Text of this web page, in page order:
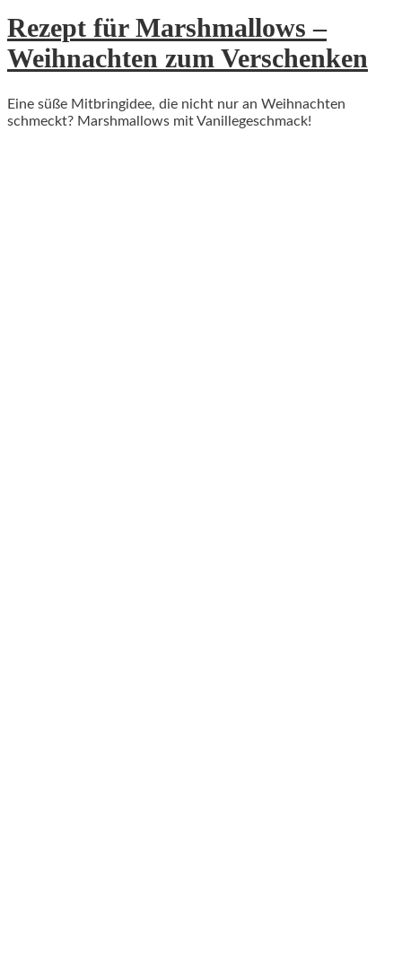
Rezept für Marshmallows –
Weihnachten zum Verschenken
Eine süße Mitbringidee, die nicht nur an Weihnachten
schmeckt? Marshmallows mit Vanillegeschmack!